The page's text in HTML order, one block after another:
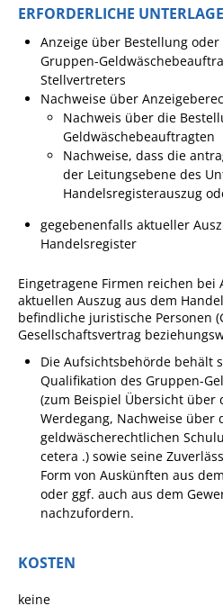
MEIN
Projekt
Paten
Aktion
Fan-
ERFORDERLICHE
Anzeige über Bestellung
Gruppen-
Stellvertreters
Nachweise über
Nachweis über die
Geldwäschebeauftragten
Nachweise, dass die
der Leitungsebene des
Handelsregisterauszug
gegebenenfalls aktueller
Handelsregister
Eingetragene Firmen reichen bei
aktuellen Auszug aus dem
befindliche juristische Personen
Gesellschaftsvertrag
Die Aufsichtsbehörde behält
Qualifikation des Gruppen-
(zum Beispiel Übersicht über
Werdegang, Nachweise über
geldwäscherechtlichen
cetera .) sowie seine
Form von Auskünften aus
oder ggf. auch aus dem
nachzufordern.
KOSTEN
keine